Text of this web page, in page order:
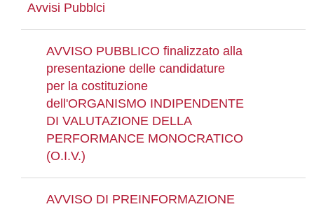
Avvisi Pubblci
AVVISO PUBBLICO finalizzato alla
presentazione delle candidature
per la costituzione
dell'ORGANISMO INDIPENDENTE
DI VALUTAZIONE DELLA
PERFORMANCE MONOCRATICO
(O.I.V.)
AVVISO DI PREINFORMAZIONE